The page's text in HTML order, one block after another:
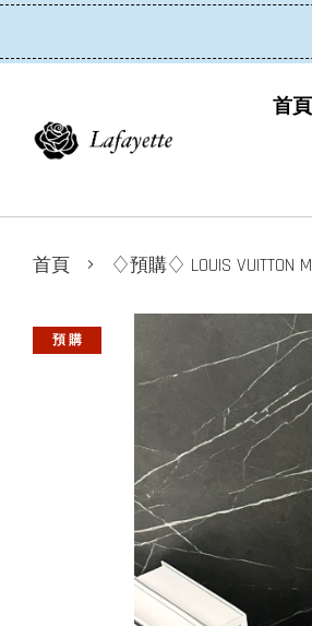
首頁
首頁 › ♢預購♢ LOUIS VUITTON
預 購